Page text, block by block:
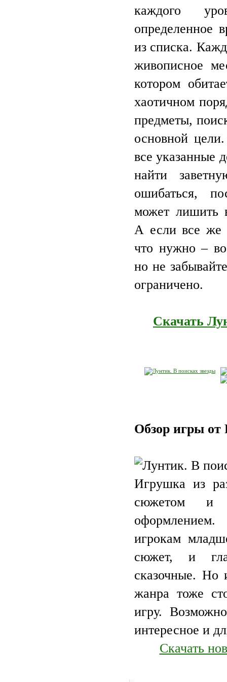
каждого
определенное
из списка.
живописное
котором
хаотичном
предметы,
основной
все указанные
найти
ошибаться,
может лишить
А если все же
что нужно –
но не
ограничено.
Скачать
Обзор игры от
Игрушка из
сюжетом и
игрокам
сюжет, и
сказочные. Но
жанра тоже
игру.
интересное и
Скачать